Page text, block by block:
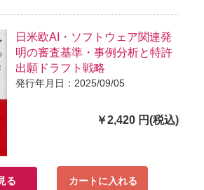
日米欧AI・ソフトウェア関連発
明の審査基準・事例分析と特許
出願ドラフト戦略
発行年月日：2025/09/05
￥2,420 円(税込)
る カートに入れる